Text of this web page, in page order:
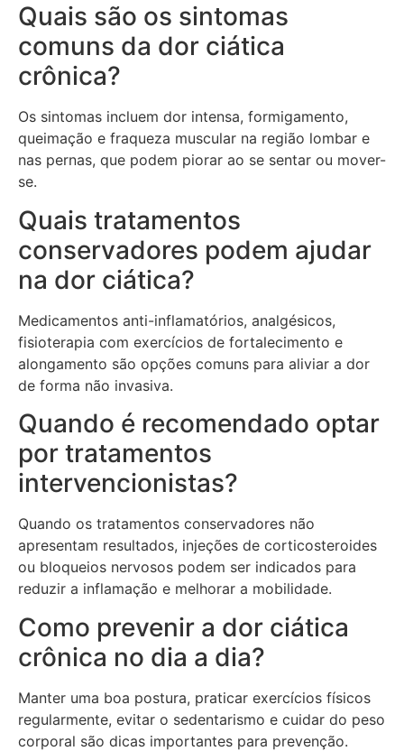
Quais são os sintomas
comuns da dor ciática
crônica?
Os sintomas incluem dor intensa, formigamento,
queimação e fraqueza muscular na região lombar e
nas pernas, que podem piorar ao se sentar ou mover-
se.
Quais tratamentos
conservadores podem ajudar
na dor ciática?
Medicamentos anti-inflamatórios, analgésicos,
fisioterapia com exercícios de fortalecimento e
alongamento são opções comuns para aliviar a dor
de forma não invasiva.
Quando é recomendado optar
por tratamentos
intervencionistas?
Quando os tratamentos conservadores não
apresentam resultados, injeções de corticosteroides
ou bloqueios nervosos podem ser indicados para
reduzir a inflamação e melhorar a mobilidade.
Como prevenir a dor ciática
crônica no dia a dia?
Manter uma boa postura, praticar exercícios físicos
regularmente, evitar o sedentarismo e cuidar do peso
corporal são dicas importantes para prevenção.